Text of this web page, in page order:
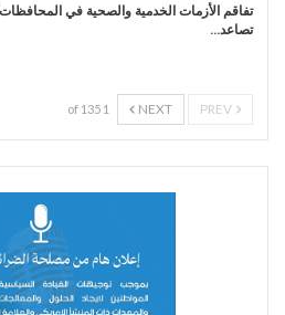
تفاقم الأزمات الخدمية والصحية في المحافظات
تصاعد…
NEXT
1 of 135